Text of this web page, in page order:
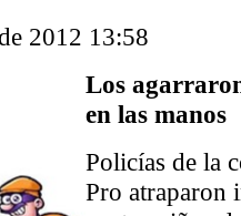
2012 13:58
Los
en las manos
Policías de la
Pro atraparon